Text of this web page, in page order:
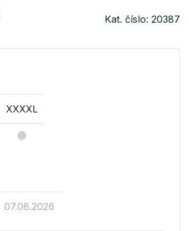
Kat. číslo: 20387
XXXXL
07.08.2026